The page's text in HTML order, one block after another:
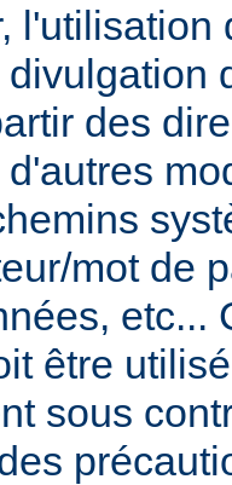
l'utilisation
des
mot de
etc...
être
sous